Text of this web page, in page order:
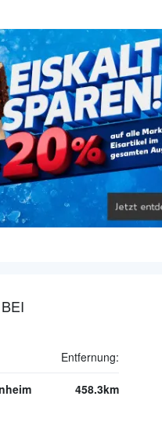
Entfernung:
458.3km